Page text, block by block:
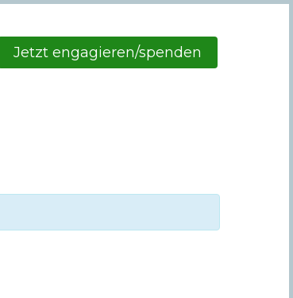
Jetzt engagieren/spenden